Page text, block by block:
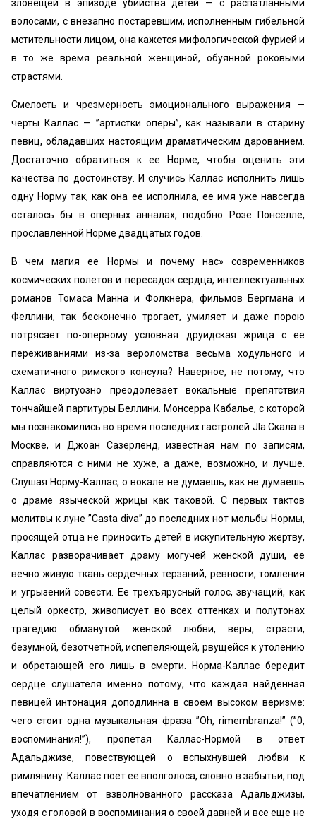
зловещей в эпизоде убийства детей — с распатланными
волосами, с внезапно постаревшим, исполненным гибельной
мстительности лицом, она кажется мифологической фурией и
в то же время реальной женщиной, обуянной роковыми
страстями.
Смелость и чрезмерность эмоционального выражения —
черты Каллас — ’’артистки оперы”, как называли в старину
певиц, обладавших настоящим драматическим дарованием.
Достаточно обратиться к ее Норме, чтобы оценить эти
качества по достоинству. И случись Каллас исполнить лишь
одну Норму так, как она ее исполнила, ее имя уже навсегда
осталось бы в оперных анналах, подобно Розе Понселле,
прославленной Норме двадцатых годов.
В чем магия ее Нормы и почему нас» современников
космических полетов и пересадок сердца, интеллектуальных
романов Томаса Манна и Фолкнера, фильмов Бергмана и
Феллини, так бесконечно трогает, умиляет и даже порою
потрясает по-оперному условная друидская жрица с ее
переживаниями из-за вероломства весьма ходульного и
схематичного римского консула? Наверное, не потому, что
Каллас виртуозно преодолевает вокальные препятствия
тончайшей партитуры Беллини. Монсерра Кабалье, с которой
мы познакомились во время последних гастролей Jla Скала в
Москве, и Джоан Сазерленд, известная нам по записям,
справляются с ними не хуже, а даже, возможно, и лучше.
Слушая Норму-Каллас, о вокале не думаешь, как не думаешь
о драме языческой жрицы как таковой. С первых тактов
молитвы к луне ’’Casta diva” до последних нот мольбы Нормы,
просящей отца не приносить детей в искупительную жертву,
Каллас разворачивает драму могучей женской души, ее
вечно живую ткань сердечных терзаний, ревности, томления
и угрызений совести. Ее трехъярусный голос, звучащий, как
целый оркестр, живописует во всех оттенках и полутонах
трагедию обманутой женской любви, веры, страсти,
безумной, безотчетной, испепеляющей, рвущейся к утолению
и обретающей его лишь в смерти. Норма-Каллас бередит
сердце слушателя именно потому, что каждая найденная
певицей интонация доподлинна в своем высоком веризме:
чего стоит одна музыкальная фраза ”Oh, rimembranza!” (”0,
воспоминания!”), пропетая Каллас-Нормой в ответ
Адальджизе, повествующей о вспыхнувшей любви к
римлянину. Каллас поет ее вполголоса, словно в забытьи, под
впечатлением от взволнованного рассказа Адальджизы,
уходя с головой в воспоминания о своей давней и все еще не